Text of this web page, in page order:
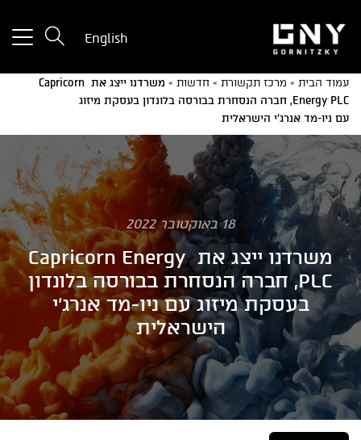
English
עמוד הבית » מרכז תקשורת » חדשות »
משרדנו ייצג את Capricorn
Energy PLC, חברה הנסחרת בבורסה בלונדון בעסקת מיזוג
עם ניו-מד אנרג'י הישראלית
18 באוקטובר 2022
משרדנו ייצג את Capricorn Energy
PLC, חברה הנסחרת בבורסה בלונדון
בעסקת מיזוג עם ניו-מד אנרג'י
הישראלית